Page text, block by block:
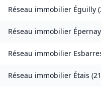
Réseau immobilier Éguilly (
Réseau immobilier
Réseau immobilier
Réseau immobilier Étais (